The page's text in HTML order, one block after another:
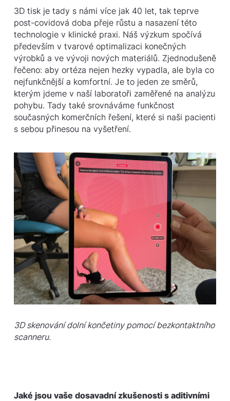
3D tisk je tady s námi více jak 40 let, tak teprve
post-covidová doba přeje růstu a nasazení této
technologie v klinické praxi. Náš výzkum spočívá
především v tvarové optimalizaci konečných
výrobků a ve vývoji nových materiálů. Zjednodušeně
řečeno: aby ortéza nejen hezky vypadla, ale byla co
nejfunkčnější a komfortní. Je to jeden ze směrů,
kterým jdeme v naší laboratoři zaměřené na analýzu
pohybu. Tady také srovnáváme funkčnost
současných komerčních řešení, které si naši pacienti
s sebou přinesou na vyšetření.
3D skenování dolní končetiny pomocí bezkontaktního
scanneru.
Jaké jsou vaše dosavadní zkušenosti s aditivními